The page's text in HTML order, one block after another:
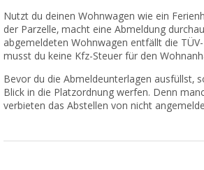
Nutzt du deinen Wohnwagen wie ein
der Parzelle, macht eine Abmeldung
abgemeldeten Wohnwagen entfällt die
musst du keine Kfz-Steuer für den
Bevor du die Abmeldeunterlagen ausfüllst,
Blick in die Platzordnung werfen. Denn
verbieten das Abstellen von nicht